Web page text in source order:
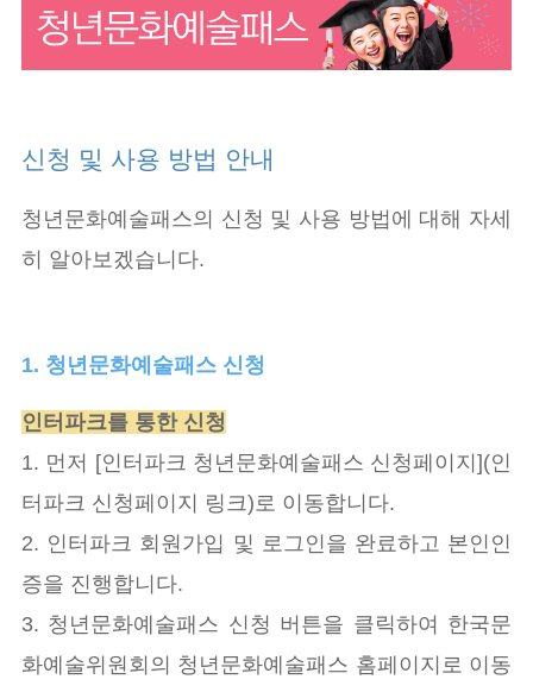
신청 및 사용 방법 안내
청년문화예술패스의 신청 및 사용 방법에 대해 자세
히 알아보겠습니다.
1. 청년문화예술패스 신청
인터파크를 통한 신청
1. 먼저 [인터파크 청년문화예술패스 신청페이지](인
터파크 신청페이지 링크)로 이동합니다.
2. 인터파크 회원가입 및 로그인을 완료하고 본인인
증을 진행합니다.
3. 청년문화예술패스 신청 버튼을 클릭하여 한국문
화예술위원회의 청년문화예술패스 홈페이지로 이동